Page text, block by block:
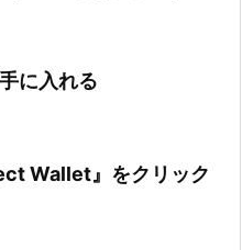
に入れる
Wallet』をクリック